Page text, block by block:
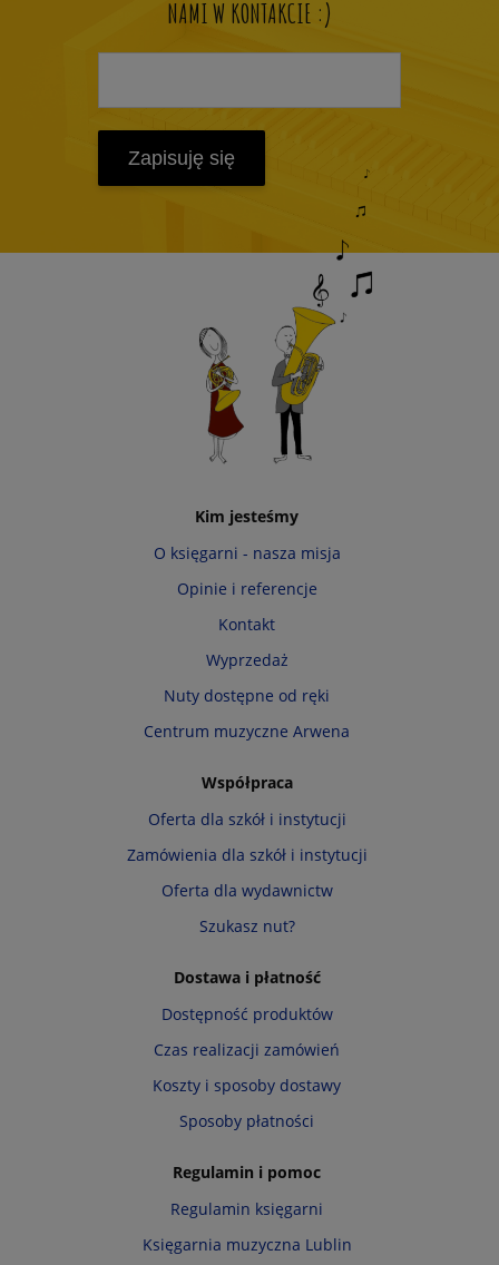
NAMI W KONTAKCIE :)
Zapisuję się
Kim jesteśmy
O księgarni - nasza misja
Opinie i referencje
Kontakt
Wyprzedaż
Nuty dostępne od ręki
Centrum muzyczne Arwena
Współpraca
Oferta dla szkół i instytucji
Zamówienia dla szkół i instytucji
Oferta dla wydawnictw
Szukasz nut?
Dostawa i płatność
Dostępność produktów
Czas realizacji zamówień
Koszty i sposoby dostawy
Sposoby płatności
Regulamin i pomoc
Regulamin księgarni
Księgarnia muzyczna Lublin